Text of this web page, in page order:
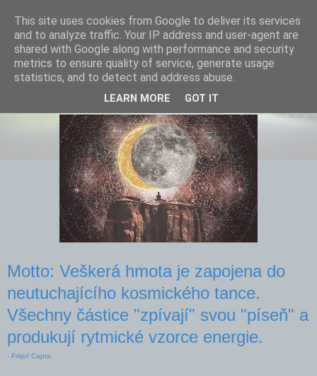
Nadechněte se. Vydechněte. Opakujte.
Motto: Veškerá hmota je zapojena do
neutuchajícího kosmického tance.
Všechny částice "zpívají" svou "píseň" a
produkují rytmické vzorce energie.
- Fritjof Capra
This site uses cookies from Google to deliver its services
and to analyze traffic. Your IP address and user-agent are
shared with Google along with performance and security
metrics to ensure quality of service, generate usage
statistics, and to detect and address abuse.
LEARN MORE GOT IT